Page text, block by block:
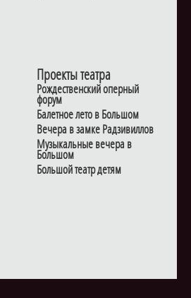
Проекты театра
Рождественский оперный
форум
Балетное лето в Большом
Вечера в замке Радзивиллов
Музыкальные вечера в
Большом
Большой театр детям